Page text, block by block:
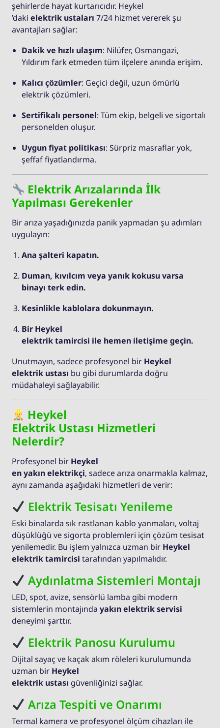
şehirlerde hayat kurtarıcıdır. Heykel
’daki elektrik ustaları 7/24 hizmet vererek şu
avantajları sağlar:
Dakik ve hızlı ulaşım: Nilüfer, Osmangazi,
Yıldırım fark etmeden tüm ilçelere anında erişim.
Kalıcı çözümler: Geçici değil, uzun ömürlü
elektrik çözümleri.
Sertifikalı personel: Tüm ekip, belgeli ve sigortalı
personelden oluşur.
Uygun fiyat politikası: Sürpriz masraflar yok,
şeffaf fiyatlandırma.
Elektrik Arızalarında İlk
Yapılması Gerekenler
Bir arıza yaşadığınızda panik yapmadan şu adımları
uygulayın:
Ana şalteri kapatın.
Duman, kıvılcım veya yanık kokusu varsa
binayı terk edin.
Kesinlikle kablolara dokunmayın.
Bir Heykel
elektrik tamircisi ile hemen iletişime geçin.
Unutmayın, sadece profesyonel bir Heykel
elektrik ustası bu gibi durumlarda doğru
müdahaleyi sağlayabilir.
Heykel
Elektrik Ustası Hizmetleri
Nelerdir?
Profesyonel bir Heykel
en yakın elektrikçi, sadece arıza onarmakla kalmaz,
aynı zamanda aşağıdaki hizmetleri de verir:
Elektrik Tesisatı Yenileme
Eski binalarda sık rastlanan kablo yanmaları, voltaj
düşüklüğü ve sigorta problemleri için çözüm tesisat
yenilemedir. Bu işlem yalnızca uzman bir Heykel
elektrik tamircisi tarafından yapılmalıdır.
Aydınlatma Sistemleri Montajı
LED, spot, avize, sensörlü lamba gibi modern
sistemlerin montajında yakın elektrik servisi
deneyimi şarttır.
Elektrik Panosu Kurulumu
Dijital sayaç ve kaçak akım röleleri kurulumunda
uzman bir Heykel
elektrik ustası güvenliğinizi sağlar.
Arıza Tespiti ve Onarımı
Termal kamera ve profesyonel ölçüm cihazları ile